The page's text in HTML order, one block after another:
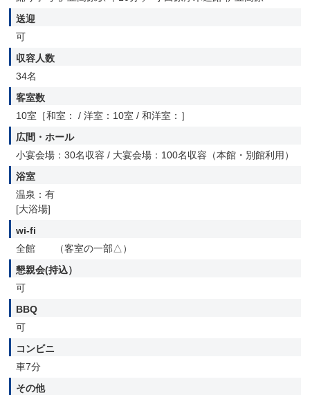
送迎
可
収容人数
34名
客室数
10室［和室： / 洋室：10室 / 和洋室：］
広間・ホール
小宴会場：30名収容 / 大宴会場：100名収容（本館・別館利用）
浴室
温泉：有
[大浴場]
wi-fi
全館 （客室の一部△）
懇親会(持込）
可
BBQ
可
コンビニ
車7分
その他